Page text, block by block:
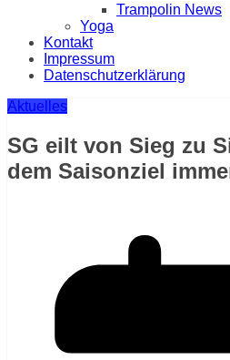
Trampolin News
Yoga
Kontakt
Impressum
Datenschutzerklärung
Aktuelles
SG eilt von Sieg zu
dem Saisonziel